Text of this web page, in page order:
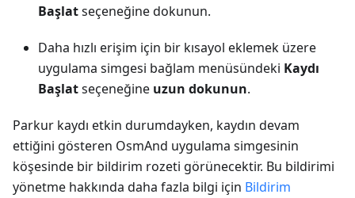
Başlatseçeneğine dokunun.
Daha hızlı erişim için bir kısayol eklemek üzere
uygulama simgesi bağlam menüsündeki Kaydı
Başlatseçeneğine uzun dokunun.
Parkur kaydı etkin durumdayken, kaydın devam
ettiğini gösteren OsmAnd uygulama simgesinin
köşesinde bir bildirim rozeti görünecektir. Bu bildirimi
yönetme hakkında daha fazla bilgi için Bildirim